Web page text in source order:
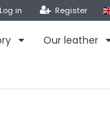
Log in Register
Our leather